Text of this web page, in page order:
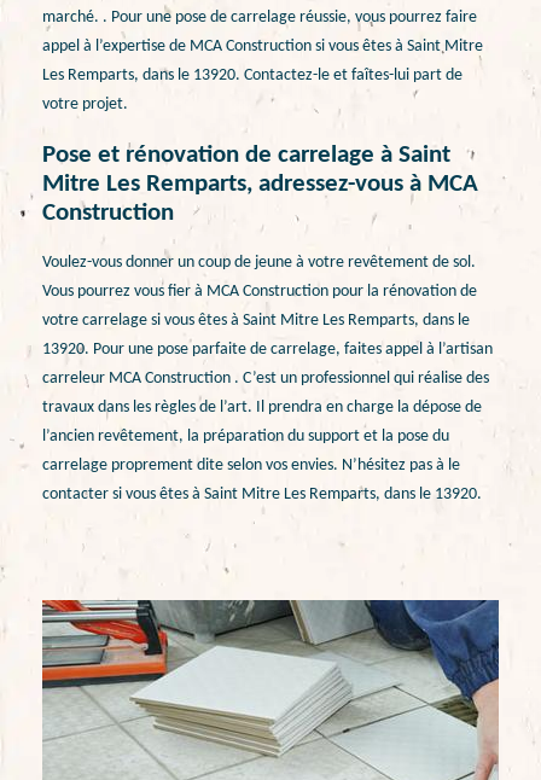
marché. . Pour une pose de carrelage réussie, vous pourrez faire
appel à l’expertise de MCA Construction si vous êtes à Saint Mitre
Les Remparts, dans le 13920. Contactez-le et faîtes-lui part de
votre projet.
Pose et rénovation de carrelage à Saint
Mitre Les Remparts, adressez-vous à MCA
Construction
Voulez-vous donner un coup de jeune à votre revêtement de sol.
Vous pourrez vous fier à MCA Construction pour la rénovation de
votre carrelage si vous êtes à Saint Mitre Les Remparts, dans le
13920. Pour une pose parfaite de carrelage, faites appel à l’artisan
carreleur MCA Construction . C’est un professionnel qui réalise des
travaux dans les règles de l’art. Il prendra en charge la dépose de
l’ancien revêtement, la préparation du support et la pose du
carrelage proprement dite selon vos envies. N’hésitez pas à le
contacter si vous êtes à Saint Mitre Les Remparts, dans le 13920.